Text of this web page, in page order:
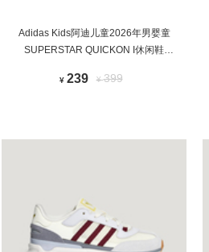
Adidas Kids阿迪儿童2026年男婴童
SUPERSTAR QUICKON I休闲鞋
¥ 239 ¥399